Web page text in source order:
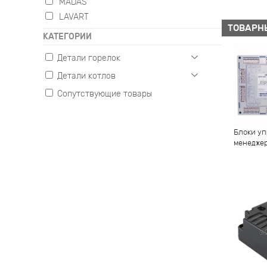
MADAS
LAVART
КАТЕГОРИИ
Детали горелок
Газовые
Жидкотопливные
Детали котлов
Настенные
Сопутствующие товары
Блоки